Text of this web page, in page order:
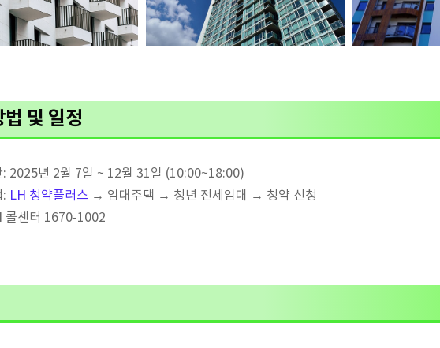
및 일정
: 2025년 2월 7일 ~ 12월 31일 (10:00~18:00)
: LH 청약플러스 → 임대주택 → 청년 전세임대 → 청약 신청
콜센터 1670-1002